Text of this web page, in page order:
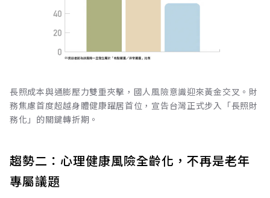
長照成本與通膨壓力雙重夾擊，國人風險意識迎來黃金交叉。財
務焦慮首度超越身體健康躍居首位，宣告台灣正式步入「長照財
務化」的關鍵轉折期。
趨勢二：心理健康風險全齡化，不再是老年
專屬議題